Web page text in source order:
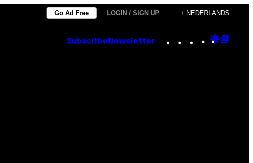
Go Ad Free LOGIN / SIGN UP + NEDERLANDS
Subscribe Newsletter Instagram
TikTok
YouTube
Google